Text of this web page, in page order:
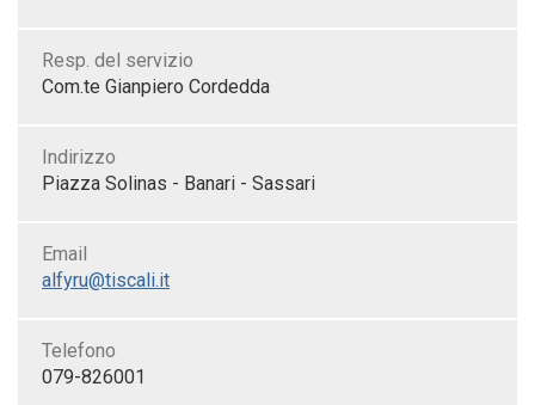
Resp. del servizio
Com.te Gianpiero Cordedda
Indirizzo
Piazza Solinas - Banari - Sassari
Email
alfyru@tiscali.it
Telefono
079-826001